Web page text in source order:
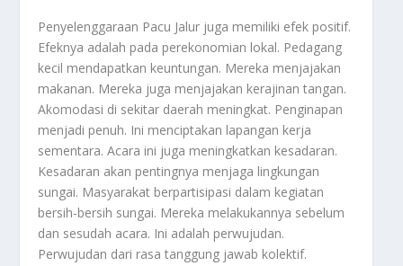
Penyelenggaraan Pacu Jalur juga memiliki efek positif.
Efeknya adalah pada perekonomian lokal. Pedagang
kecil mendapatkan keuntungan. Mereka menjajakan
makanan. Mereka juga menjajakan kerajinan tangan.
Akomodasi di sekitar daerah meningkat. Penginapan
menjadi penuh. Ini menciptakan lapangan kerja
sementara. Acara ini juga meningkatkan kesadaran.
Kesadaran akan pentingnya menjaga lingkungan
sungai. Masyarakat berpartisipasi dalam kegiatan
bersih-bersih sungai. Mereka melakukannya sebelum
dan sesudah acara. Ini adalah perwujudan.
Perwujudan dari rasa tanggung jawab kolektif.